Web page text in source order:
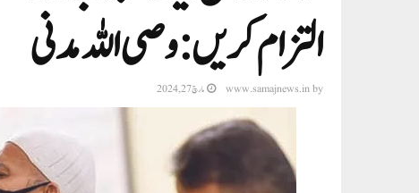
التزام کریں: وصی اللہ مدنی
by
www.samajnews.in مارچ 27, 2024